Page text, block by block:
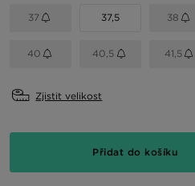
37 37,5 38
40 40,5 41,5
Zjistit velikost
Přidat do košíku